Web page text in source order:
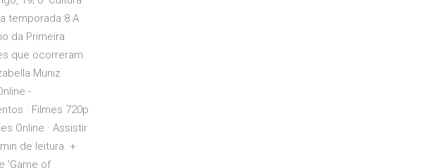
temporada 8 A
da Primeira
que ocorreram.
Muniz
-
· Filmes 720p
Online · Assistir
de leitura. +
'Game of